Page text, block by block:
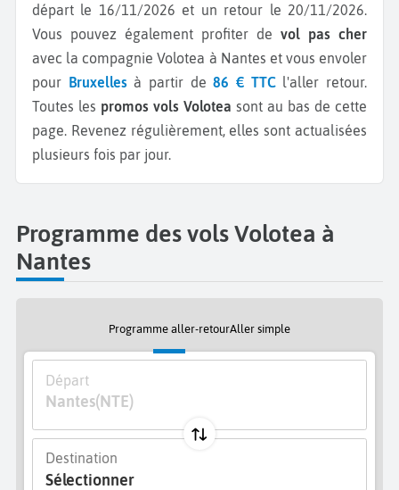
départ le 16/11/2026 et un retour le 20/11/2026.
Vous pouvez également profiter de vol pas cher
avec la compagnie Volotea à Nantes et vous envoler
pour Bruxellesà partir de86 € TTCl'aller retour.
Toutes les promos vols Volotea sont au bas de cette
page. Revenez régulièrement, elles sont actualisées
plusieurs fois par jour.
Programme des vols Volotea à
Nantes
Programme aller-retourAller simple
Départ
Nantes(NTE)
Destination
Sélectionner